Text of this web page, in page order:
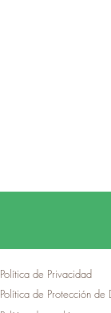
Política de Privacidad
Política de Protección de